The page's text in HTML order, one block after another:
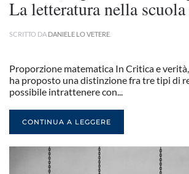
La letteratura nella
SCRITTO DA DANIELE LO VETERE
Proporzione matematica In Critica e
ha proposto una distinzione fra tre tipi di
possibile intrattenere con...
CONTINUA A LEGGERE